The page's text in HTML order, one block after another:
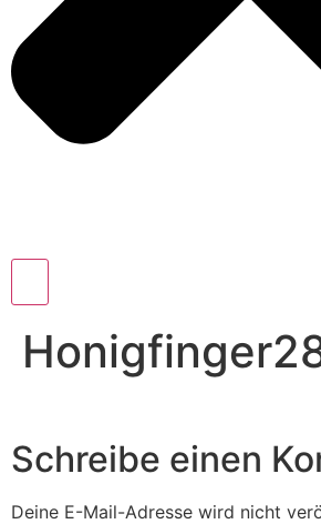
Schreibe einen
Deine E-Mail-Adresse wird nicht